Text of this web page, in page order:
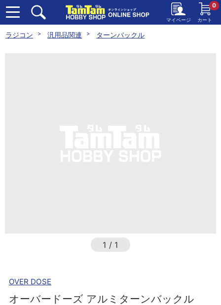
マイページ カート
0
ラジコン 汎用品関連 ターンバックル
1 / 1
OVER DOSE
オーバードーズ アルミターンバックル